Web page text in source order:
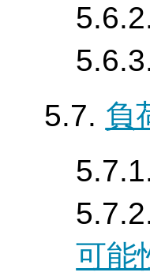
5.7. 負
可能